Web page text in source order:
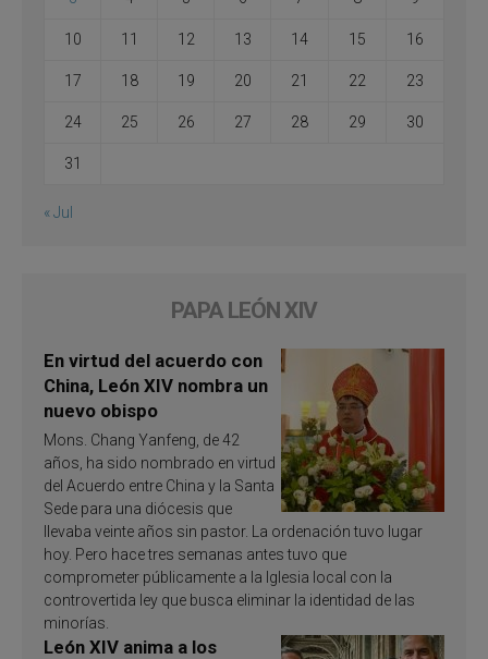
10 11 12 13 14 15 16
17 18 19 20 21 22 23
24 25 26 27 28 29 30
31
« Jul
PAPA LEÓN XIV
En virtud del acuerdo con
China, León XIV nombra un
nuevo obispo
Mons. Chang Yanfeng, de 42
años, ha sido nombrado en virtud
del Acuerdo entre China y la Santa
Sede para una diócesis que
llevaba veinte años sin pastor. La ordenación tuvo lugar
hoy. Pero hace tres semanas antes tuvo que
comprometer públicamente a la Iglesia local con la
controvertida ley que busca eliminar la identidad de las
minorías.
León XIV anima a los